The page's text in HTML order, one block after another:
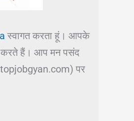
स्वागत करता हूं। आपके
करते हैं। आप मन पसंद
पर